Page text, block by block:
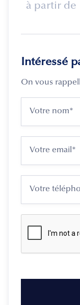
à partir de
Intéressé
On vous